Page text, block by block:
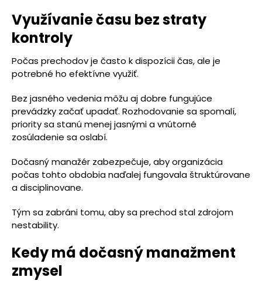
Využívanie času bez straty
kontroly
Počas prechodov je často k dispozícii čas, ale je
potrebné ho efektívne využiť.
Bez jasného vedenia môžu aj dobre fungujúce
prevádzky začať upadať. Rozhodovanie sa spomalí,
priority sa stanú menej jasnými a vnútorné
zosúladenie sa oslabí.
Dočasný manažér zabezpečuje, aby organizácia
počas tohto obdobia naďalej fungovala štruktúrovane
a disciplinovane.
Tým sa zabráni tomu, aby sa prechod stal zdrojom
nestability.
Kedy má dočasný manažment
zmysel